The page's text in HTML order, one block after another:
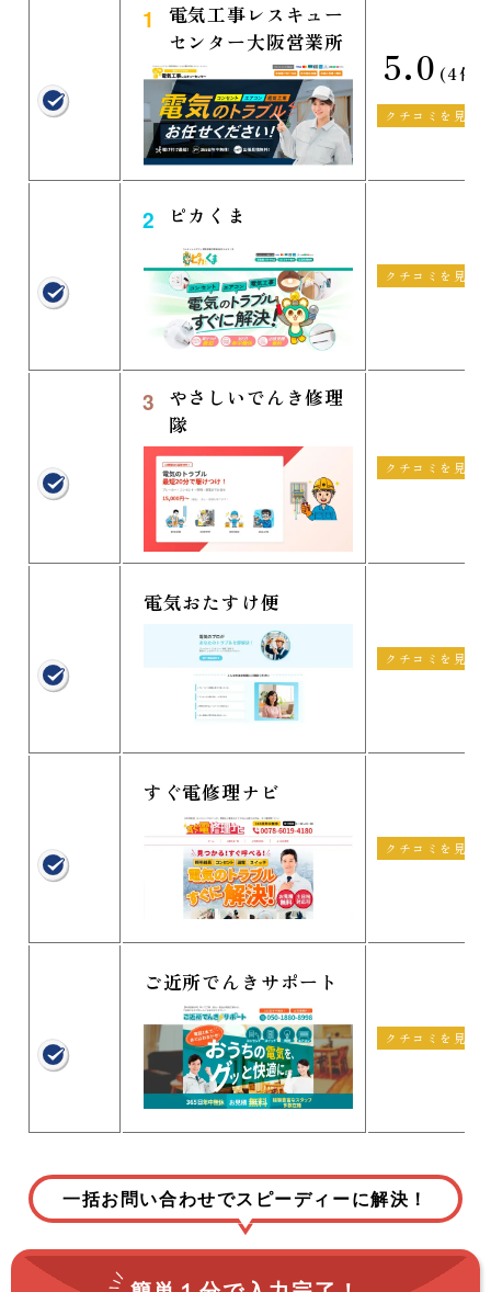
1
電気工事レスキュー
センター大阪営業所
5.0 (4件)
クチコミを見る
2 ピカくま
クチコミを見る
3
やさしいでんき修理
隊
クチコミを見る
電気おたすけ便
クチコミを見る
すぐ電修理ナビ
クチコミを見る
ご近所でんきサポート
クチコミを見る
一括お問い合わせでスピーディーに解決！